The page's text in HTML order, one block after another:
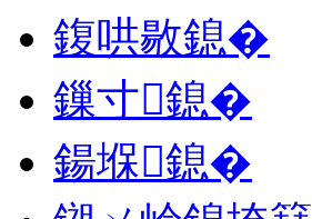
鍑哄敭鎴�
鏁寸鎴�
鍚堢鎴�